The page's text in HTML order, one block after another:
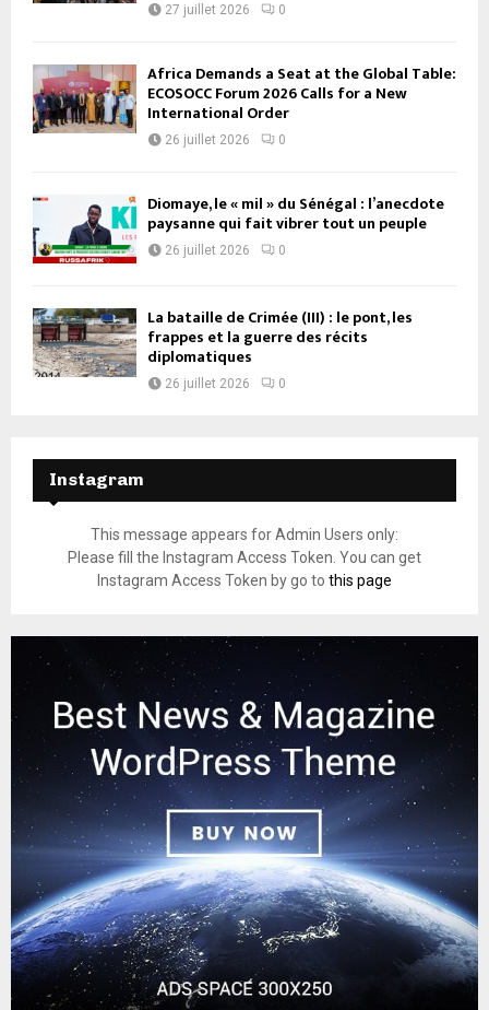
27 juillet 2026 0
Africa Demands a Seat at the Global Table:
ECOSOCC Forum 2026 Calls for a New
International Order
26 juillet 2026 0
Diomaye, le « mil » du Sénégal : l’anecdote
paysanne qui fait vibrer tout un peuple
26 juillet 2026 0
La bataille de Crimée (III) : le pont, les
frappes et la guerre des récits
diplomatiques
26 juillet 2026 0
Instagram
This message appears for Admin Users only:
Please fill the Instagram Access Token. You can get
Instagram Access Token by go to this page